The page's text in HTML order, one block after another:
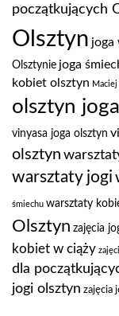
początkujących
Olsztyn joga
Olsztynie joga
kobiet olsztyn
olsztyn joga
vinyasa joga olsztyn
olsztyn
warsztaty jogi
śmiechu warsztaty
Olsztyn zajęcia
kobiet w ciąży
dla
jogi olsztyn zajęcia